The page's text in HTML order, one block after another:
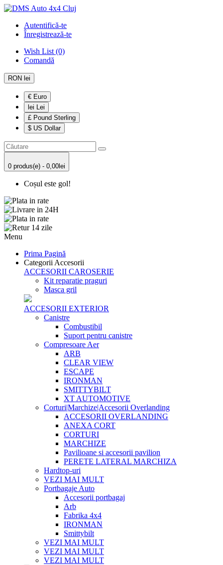
Autentifică-te
Înregistrează-te
Wish List (0)
Comandă
RON lei
€ Euro
lei Lei
£ Pound Sterling
$ US Dollar
0 produs(e) - 0,00lei
Coșul este gol!
Menu
Prima Pagină
Categorii Accesorii
ACCESORII CAROSERIE
Kit reparatie praguri
Masca gril
ACCESORII EXTERIOR
Canistre
Combustibil
Suport pentru canistre
Compresoare Aer
ARB
CLEAR VIEW
ESCAPE
IRONMAN
SMITTYBILT
XT AUTOMOTIVE
Corturi|Marchize|Accesorii Overlanding
ACCESORII OVERLANDING
ANEXA CORT
CORTURI
MARCHIZE
Pavilioane si accesorii pavilion
PERETE LATERAL MARCHIZA
Hardtop-uri
VEZI MAI MULT
Portbagaje Auto
Accesorii portbagaj
Arb
Fabrika 4x4
IRONMAN
Smittybilt
VEZI MAI MULT
VEZI MAI MULT
VEZI MAI MULT